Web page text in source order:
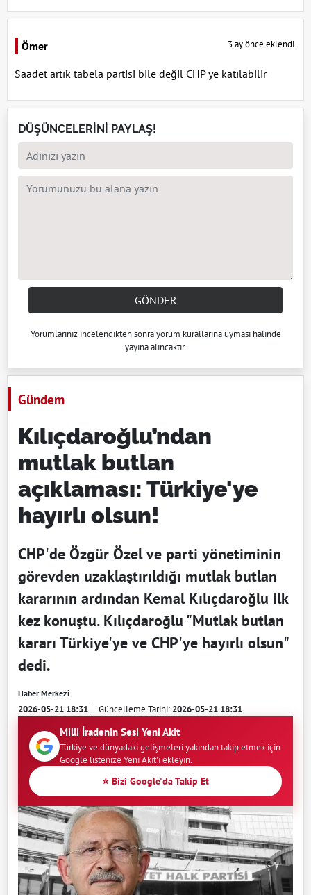
Ömer 3 ay önce eklendi.
Saadet artık tabela partisi bile değil CHP ye katılabilir
DÜŞÜNCELERİNİ PAYLAŞ!
GÖNDER
Yorumlarınız incelendikten sonrayorum kurallarına uyması halinde
yayına alıncaktır.
Gündem
Kılıçdaroğlu’ndan
mutlak butlan
açıklaması: Türkiye'ye
hayırlı olsun!
CHP'de Özgür Özel ve parti yönetiminin
görevden uzaklaştırıldığı mutlak butlan
kararının ardından Kemal Kılıçdaroğlu ilk
kez konuştu. Kılıçdaroğlu "Mutlak butlan
kararı Türkiye'ye ve CHP'ye hayırlı olsun"
dedi.
Haber Merkezi
2026-05-21 18:31 Güncelleme Tarihi:2026-05-21 18:31
Milli İradenin Sesi Yeni Akit
Türkiye ve dünyadaki gelişmeleri yakından takip etmek için
Google listenize Yeni Akit'i ekleyin.
⭐ Bizi Google'da Takip Et